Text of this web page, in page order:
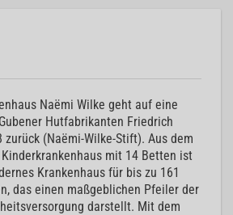
Naëmi Wilke geht auf eine
Hutfabrikanten Friedrich
(Naëmi-Wilke-Stift). Aus dem
mit 14 Betten ist
Krankenhaus für bis zu 161
das einen maßgeblichen Pfeiler der
darstellt. Mit dem